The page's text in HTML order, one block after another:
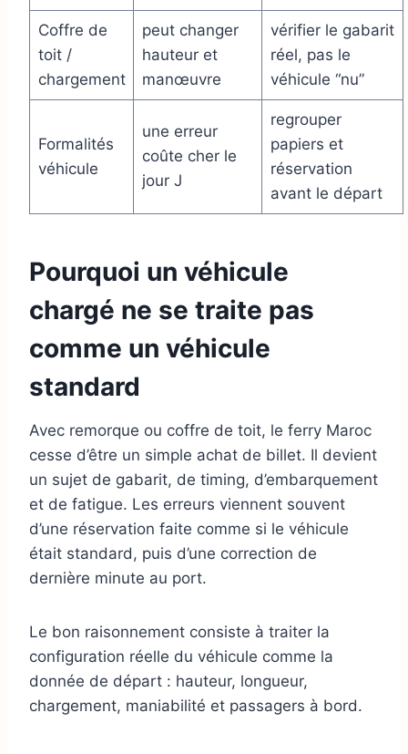
Coffre de
toit /
chargement
peut changer
hauteur et
manœuvre
vérifier le gabarit
réel, pas le
véhicule “nu”
Formalités
véhicule
une erreur
coûte cher le
jour J
regrouper
papiers et
réservation
avant le départ
Pourquoi un véhicule
chargé ne se traite pas
comme un véhicule
standard
Avec remorque ou coffre de toit, le ferry Maroc
cesse d’être un simple achat de billet. Il devient
un sujet de gabarit, de timing, d’embarquement
et de fatigue. Les erreurs viennent souvent
d’une réservation faite comme si le véhicule
était standard, puis d’une correction de
dernière minute au port.
Le bon raisonnement consiste à traiter la
configuration réelle du véhicule comme la
donnée de départ : hauteur, longueur,
chargement, maniabilité et passagers à bord.